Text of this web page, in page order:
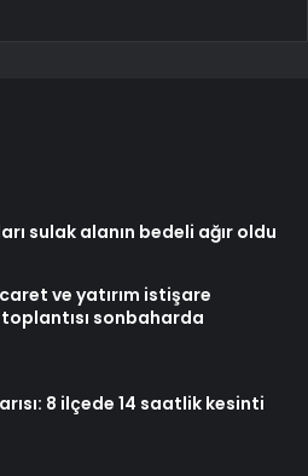
sulak alanın bedeli ağır oldu
ve yatırım istişare
sonbaharda
8 ilçede 14 saatlik kesinti